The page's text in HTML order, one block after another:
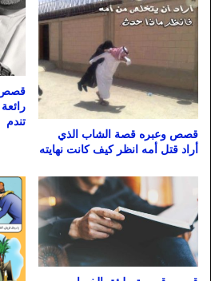
قصص وعبره قصة الشاب الذي
أراد قتل أمه انظر كيف كانت نهايته
قصص
تندم